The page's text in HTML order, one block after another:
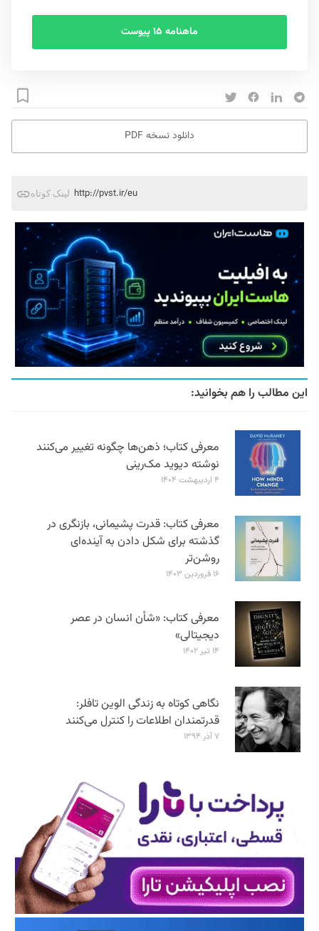
ماهنامه ۱۵ پیوست
دانلود نسخه PDF
لینک کوتاه http://pvst.ir/eu
این مطالب را هم بخوانید:
معرفی کتاب؛ ذهن‌ها چگونه تغییر می‌کنند
نوشته دیوید مک‌رینی
۴ اردیبهشت ۱۴۰۴
معرفی کتاب: قدرت پشیمانی، بازنگری در
گذشته برای شکل دادن به آینده‌ای
روشن‌تر
۱۶ فروردین ۱۴۰۳
معرفی کتاب: «شأن انسان در عصر
دیجیتالی»
۱۴ تیر ۱۴۰۲
نگاهی کوتاه به زندگی الوین تافلر:
قدرتمندان اطلاعات را کنترل می‌کنند
۷ آذر ۱۳۹۴